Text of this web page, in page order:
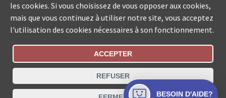
Statut De La Commande
Recherche des offices de Suisse
les cookies. Si vous choisissez de vous opposer aux cookies,
mais que vous continuez à utiliser notre site, vous acceptez
l'utilisation des cookies nécessaires à son fonctionnement.
ACCEPTER
REFUSER
BESOIN D'AIDE?